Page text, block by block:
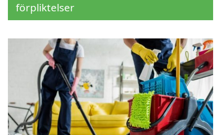
förpliktelser